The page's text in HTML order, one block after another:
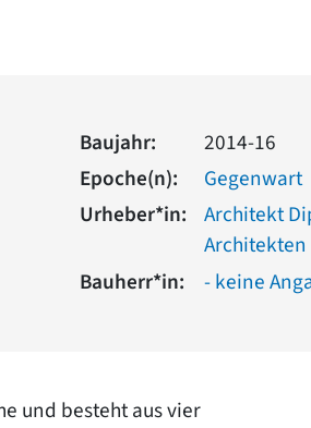
Baujahr:
2014-16
Epoche(n):
Gegenwart
Urheber*in:
Architekt
Architekten
Bauherr*in:
- keine
und besteht aus vier